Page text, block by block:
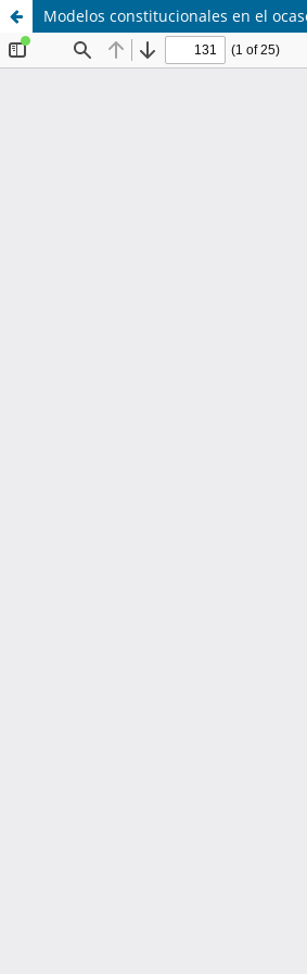
Modelos constitucionales en el